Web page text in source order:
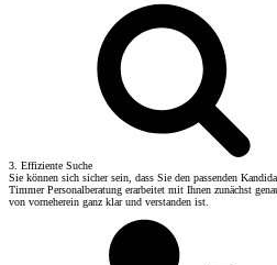
3. Effiziente Suche
Sie können sich sicher sein, dass Sie den passenden
Timmer Personalberatung erarbeitet mit Ihnen zunächst
von vorneherein ganz klar und verstanden ist.